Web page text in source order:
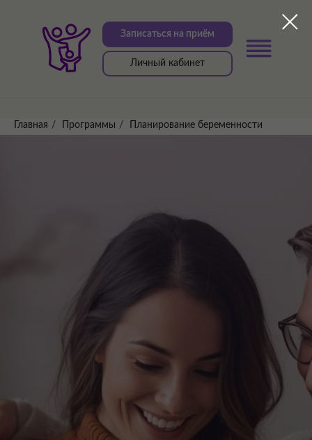
Записаться на приём
Личный кабинет
Главная / Программы / Планирование беременности